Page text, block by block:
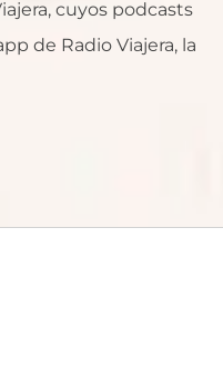
cuyos podcasts
de Radio Viajera, la